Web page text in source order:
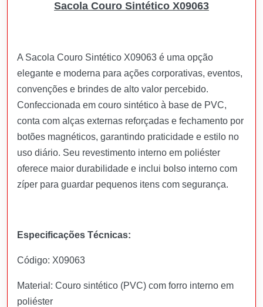
Sacola Couro Sintético X09063
A Sacola Couro Sintético X09063 é uma opção
elegante e moderna para ações corporativas, eventos,
convenções e brindes de alto valor percebido.
Confeccionada em couro sintético à base de PVC,
conta com alças externas reforçadas e fechamento por
botões magnéticos, garantindo praticidade e estilo no
uso diário. Seu revestimento interno em poliéster
oferece maior durabilidade e inclui bolso interno com
zíper para guardar pequenos itens com segurança.
Especificações Técnicas:
Código: X09063
Material: Couro sintético (PVC) com forro interno em
poliéster